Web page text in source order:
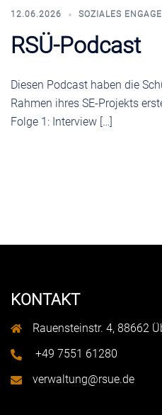
12.06.2026 SOZIALES
RSÜ-Podcast
Diesen Podcast haben die
Rahmen ihres SE-Projekts
Folge 1: Interview […]
KONTAKT
Rauensteinstr. 4, 88662
+49 7551 61280
verwaltung@rsue.de